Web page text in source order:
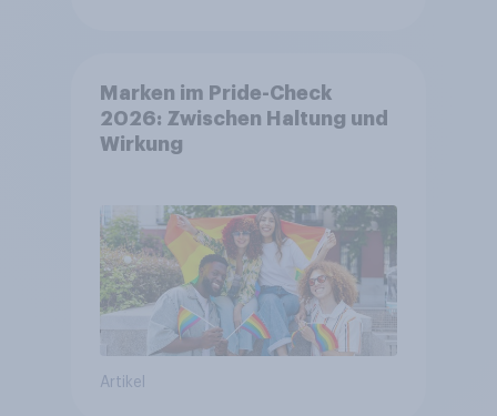
Marken im Pride-Check
2026: Zwischen Haltung und
Wirkung
Artikel